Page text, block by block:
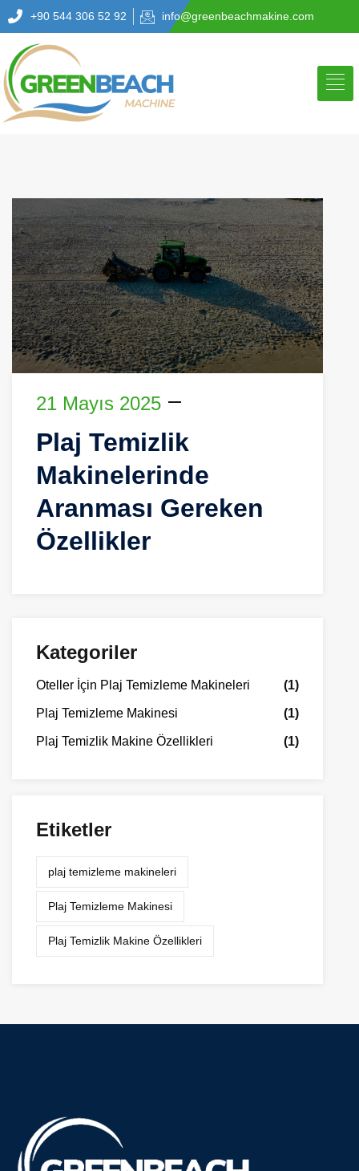
+90 544 306 52 92 info@greenbeachmakine.com
21 Mayıs 2025
Plaj Temizlik
Makinelerinde
Aranması Gereken
Özellikler
Kategoriler
Oteller İçin Plaj Temizleme Makineleri (1)
Plaj Temizleme Makinesi (1)
Plaj Temizlik Makine Özellikleri (1)
Etiketler
plaj temizleme makineleri
Plaj Temizleme Makinesi
Plaj Temizlik Makine Özellikleri